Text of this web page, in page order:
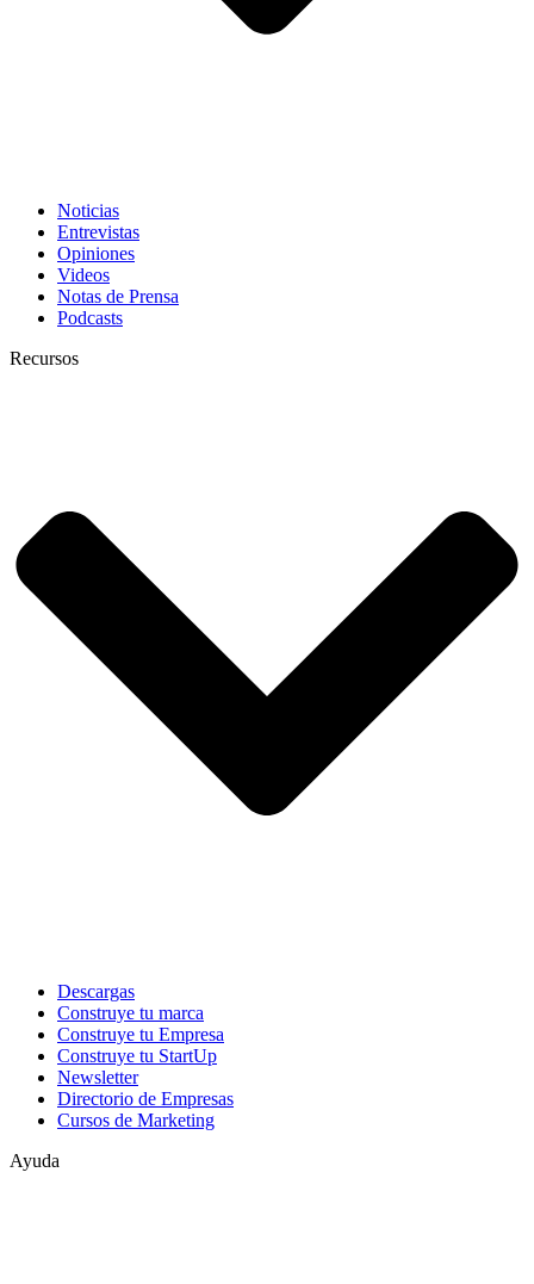
Noticias
Entrevistas
Opiniones
Videos
Notas de Prensa
Podcasts
Recursos
Descargas
Construye tu marca
Construye tu Empresa
Construye tu StartUp
Newsletter
Directorio de Empresas
Cursos de Marketing
Ayuda